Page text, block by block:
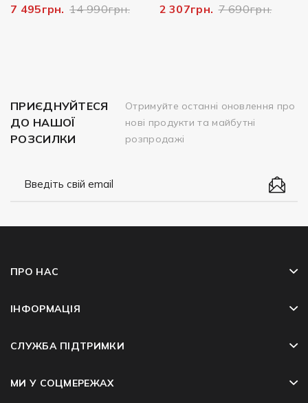
7 495грн.
14 990грн.
2 307грн. 7 690грн.
ПРИЄДНУЙТЕСЯ
ДО НАШОЇ
РОЗСИЛКИ
Отримуйте останні оновлення про
нові продукти та майбутні
розпродажі
ПРО НАС
ІНФОРМАЦІЯ
СЛУЖБА ПІДТРИМКИ
МИ У СОЦМЕРЕЖАХ